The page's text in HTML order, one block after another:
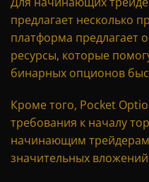
предлагает несколько
платформа
ресурсы, которые
бинарных опционов
Кроме того, Pocket
требования к началу
начинающим трейдерам
значительных